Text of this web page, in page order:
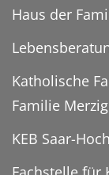
Haus der
Katholische
Familie
KEB Saar-